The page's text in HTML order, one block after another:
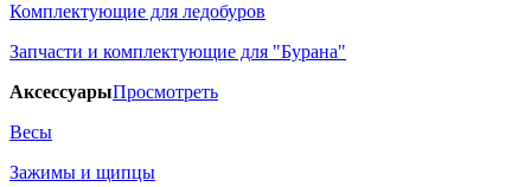
Комплектующие для ледобуров
Запчасти и комплектующие для "Бурана"
АксессуарыПросмотреть
Весы
Зажимы и щипцы